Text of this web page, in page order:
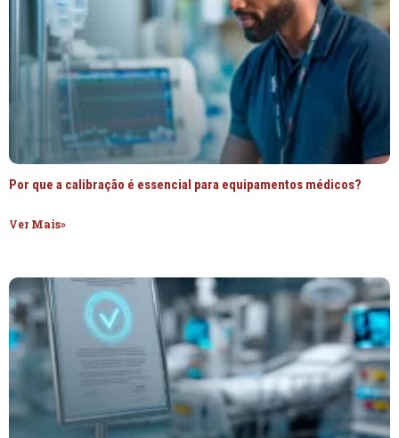
Por que a calibração é essencial para equipamentos médicos?
Ver Mais»